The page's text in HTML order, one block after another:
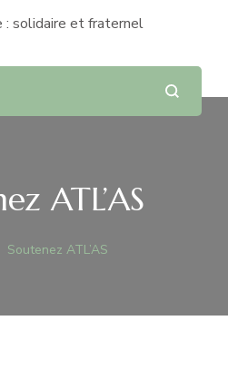
: solidaire et fraternel
ATL’AS
Soutenez ATL’AS